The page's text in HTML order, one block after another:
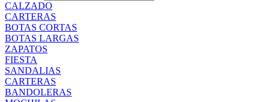
CALZADO
CARTERAS
BOTAS CORTAS
BOTAS LARGAS
ZAPATOS
FIESTA
SANDALIAS
CARTERAS
BANDOLERAS